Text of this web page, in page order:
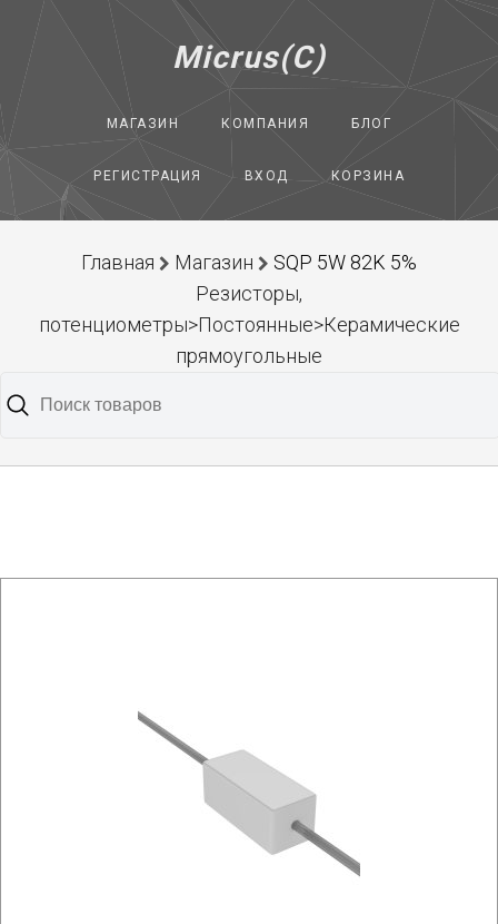
Micrus(C)
МАГАЗИН КОМПАНИЯ БЛОГ
РЕГИСТРАЦИЯ ВХОД КОРЗИНА
Главная Магазин
SQP 5W 82K 5%
Резисторы,
потенциометры>Постоянные>Керамические
прямоугольные